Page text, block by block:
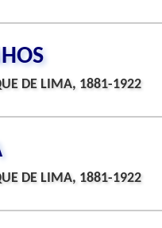
DE LIMA, 1881-1922
DE LIMA, 1881-1922